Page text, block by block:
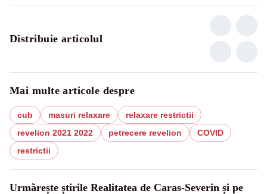
Distribuie articolul
Mai multe articole despre
cub masuri relaxare
relaxare restrictii
revelion 2021 2022
petrecere revelion
COVID
restrictii
Urmărește știrile Realitatea de Caras-Severin și pe